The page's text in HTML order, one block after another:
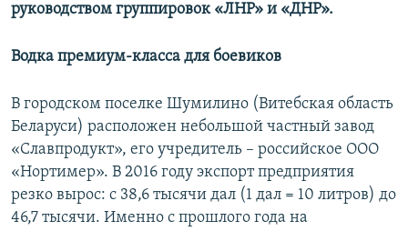
руководством группировок «ЛНР» и «ДНР».
Водка премиум-класса для боевиков
В городском поселке Шумилино (Витебская область
Беларуси) расположен небольшой частный завод
«Славпродукт», его учредитель – российское ООО
«Нортимер». В 2016 году экспорт предприятия
резко вырос: с 38,6 тысячи дал (1 дал = 10 литров) до
46,7 тысячи. Именно с прошлого года на